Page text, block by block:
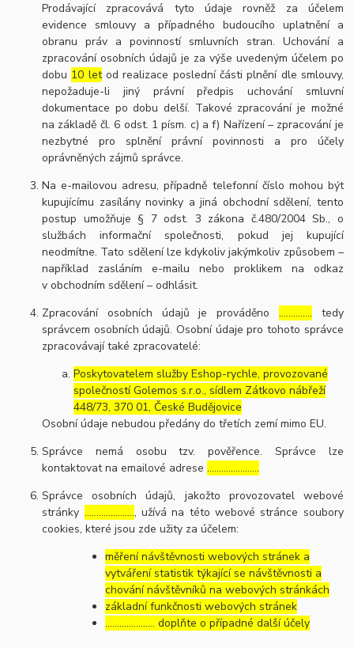
Prodávající zpracovává tyto údaje rovněž za účelem
evidence smlouvy a případného budoucího uplatnění a
obranu práv a povinností smluvních stran. Uchování a
zpracování osobních údajů je za výše uvedeným účelem po
dobu 10 letod realizace poslední části plnění dle smlouvy,
nepožaduje-li jiný právní předpis uchování smluvní
dokumentace po dobu delší. Takové zpracování je možné
na základě čl. 6 odst. 1 písm. c) a f) Nařízení – zpracování je
nezbytné pro splnění právní povinnosti a pro účely
oprávněných zájmů správce.
Na e-mailovou adresu, případně telefonní číslo mohou být
kupujícímu zasílány novinky a jiná obchodní sdělení, tento
postup umožňuje § 7 odst. 3 zákona č.480/2004 Sb., o
službách informační společnosti, pokud jej kupující
neodmítne. Tato sdělení lze kdykoliv jakýmkoliv způsobem –
například zasláním e-mailu nebo proklikem na odkaz
v obchodním sdělení – odhlásit.
Zpracování osobních údajů je prováděno………….. tedy
správcem osobních údajů. Osobní údaje pro tohoto správce
zpracovávají také zpracovatelé:
Poskytovatelem služby Eshop-rychle, provozované
společností Golemos s.r.o., sídlem Zátkovo nábřeží
448/73, 370 01, České Budějovice
Osobní údaje nebudou předány do třetích zemí mimo EU.
Správce nemá osobu tzv. pověřence. Správce lze
kontaktovat na emailové adrese………………….
Správce osobních údajů, jakožto provozovatel webové
stránky …………………, užívá na této webové stránce soubory
cookies, které jsou zde užity za účelem:
měření návštěvnosti webových stránek a
vytváření statistik týkající se návštěvnosti a
chování návštěvníků na webových stránkách
základní funkčnosti webových stránek
………………… doplňte o případné další účely